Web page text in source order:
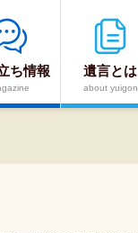
ち情報 遺言とは
about yuigon